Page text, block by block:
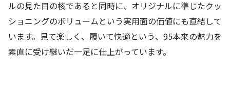
ルの見た目の核であると同時に、オリジナルに準じたクッ
ショニングのボリュームという実用面の価値にも直結して
います。見て楽しく、履いて快適という、95本来の魅力を
素直に受け継いだ一足に仕上がっています。